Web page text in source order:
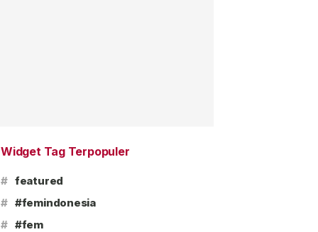
Widget Tag Terpopuler
# featured
# #femindonesia
# #fem